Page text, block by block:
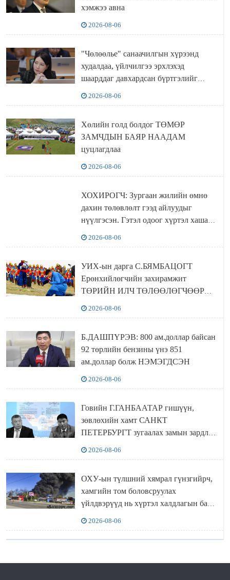
хэмжээ авна
2026-08-06
"Чөлөөлье" санаачилгын хүрээнд
худалдаа, үйлчилгээ эрхлэхэд
шаарддаг давхардсан бүртгэлийг
2026-08-06
Хөлийн голд болдог ТӨМӨР
ЗАМЧДЫН БАЯР НААДАМ
цуцлагдлаа
2026-08-06
ХОХИРОГЧ: Зургаан жилийн өмнө
дахин төлөвлөлт гээд айлуудыг
нүүлгэсэн. Гэтэл одоог хүртэл хашаа
2026-08-06
УИХ-ын дарга С.БЯМБАЦОГТ
Ерөнхийлөгчийн захирамжит
ТӨРИЙН ИЛЧ ТӨЛӨӨЛӨГЧӨӨР
2026-08-06
Б.ДАШПҮРЭВ: 800 ам.доллар байсан
92 төрлийн бензины үнэ 851
ам.доллар болж НЭМЭГДСЭН
2026-08-06
Говийн Г.ГАНБААТАР гишүүн,
зөвлөхийн хамт САНКТ
ПЕТЕРБУРГТ зугаалах замын зардлаа
2026-08-06
ОХУ-ын түлшний хямрал гүнзгийрч,
хамгийн том боловсруулах
үйлдвэрүүд нь хүртэл халдлагын бай
2026-08-06